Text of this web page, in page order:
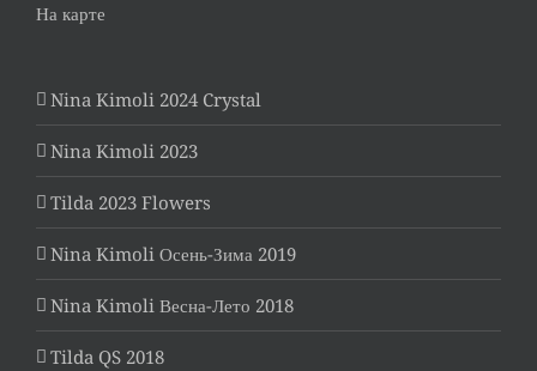
На карте
Nina Kimoli 2024 Crystal
Nina Kimoli 2023
Tilda 2023 Flowers
Nina Kimoli Осень-Зима 2019
Nina Kimoli Весна-Лето 2018
Tilda QS 2018